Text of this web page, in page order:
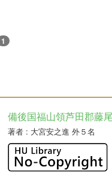
1
備後国福山領芦田郡藤
著者 : 大宮安之進 外５名